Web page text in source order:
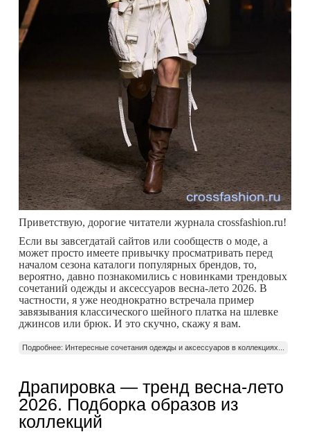
Приветствую, дорогие читатели журнала crossfashion.ru!
Если вы завсегдатай сайтов или сообществ о моде, а
может просто имеете привычку просматривать перед
началом сезона каталоги популярных брендов, то,
вероятно, давно познакомились с новинками трендовых
сочетаний одежды и аксессуаров весна-лето 2026. В
частности, я уже неоднократно встречала пример
завязывания классического шейного платка на шлевке
джинсов или брюк. И это скучно, скажу я вам.
Подробнее: Интересные сочетания одежды и аксессуаров в коллекциях...
Драпировка — тренд весна-лето
2026. Подборка образов из
коллекций